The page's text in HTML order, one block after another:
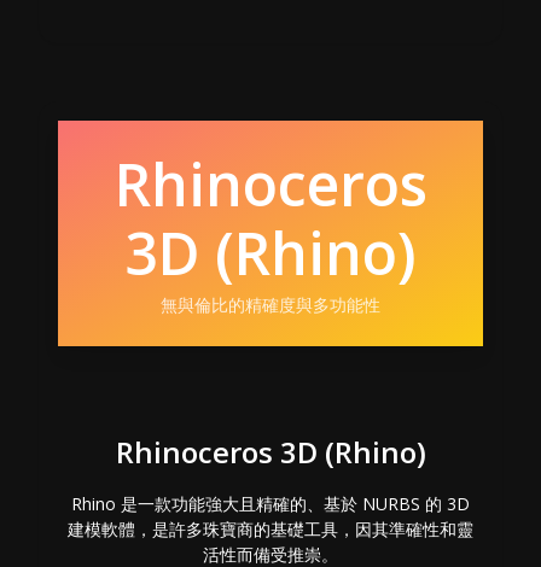
Rhinoceros
3D (Rhino)
無與倫比的精確度與多功能性
Rhinoceros 3D (Rhino)
Rhino 是一款功能強大且精確的、基於 NURBS 的 3D
建模軟體，是許多珠寶商的基礎工具，因其準確性和靈
活性而備受推崇。